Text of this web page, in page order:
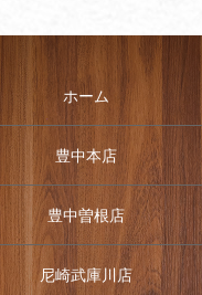
ホーム
豊中本店
豊中曽根店
尼崎武庫川店